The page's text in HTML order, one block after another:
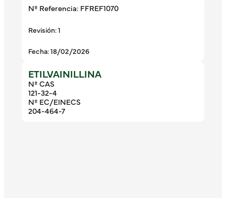
Nº Referencia: FFREF1070
Revisión: 1
Fecha: 18/02/2026
ETILVAINILLINA
Nº CAS
121-32-4
Nº EC/EINECS
204-464-7